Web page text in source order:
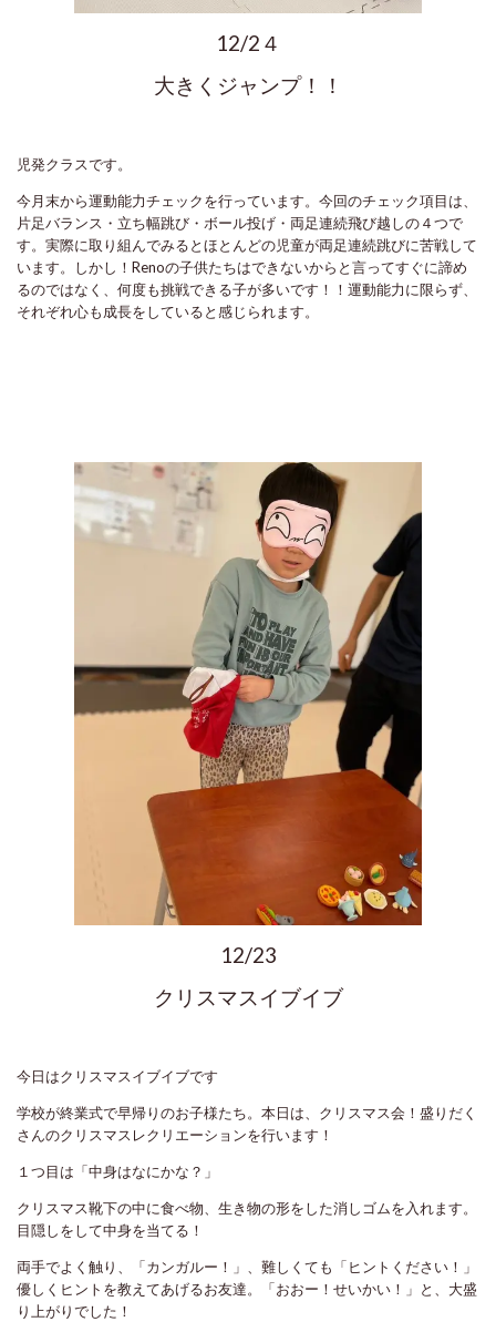
12/2４
大きくジャンプ！！
児発クラスです。
今月末から運動能力チェックを行っています。今回のチェック項目は、
片足バランス・立ち幅跳び・ボール投げ・両足連続飛び越しの４つで
す。実際に取り組んでみるとほとんどの児童が両足連続跳びに苦戦して
います。しかし！Renoの子供たちはできないからと言ってすぐに諦め
るのではなく、何度も挑戦できる子が多いです！！運動能力に限らず、
それぞれ心も成長をしていると感じられます。
12/23
クリスマスイブイブ
今日はクリスマスイブイブです
学校が終業式で早帰りのお子様たち。本日は、クリスマス会！盛りだく
さんのクリスマスレクリエーションを行います！
１つ目は「中身はなにかな？」
クリスマス靴下の中に食べ物、生き物の形をした消しゴムを入れます。
目隠しをして中身を当てる！
両手でよく触り、「カンガルー！」、難しくても「ヒントください！」
優しくヒントを教えてあげるお友達。「おおー！せいかい！」と、大盛
り上がりでした！